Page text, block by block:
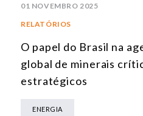
01 NOVEMBRO 2025
RELATÓRIOS
O papel do Brasil na
global de minerais
estratégicos
ENERGIA